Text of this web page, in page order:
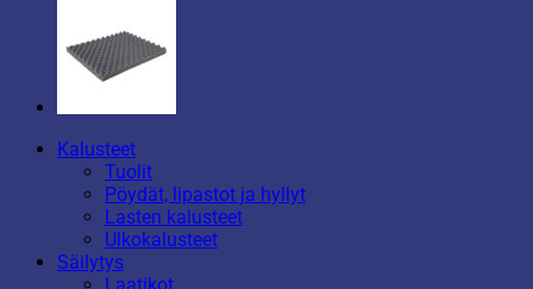
Kalusteet
Tuolit
Pöydät, lipastot ja hyllyt
Lasten kalusteet
Ulkokalusteet
Säilytys